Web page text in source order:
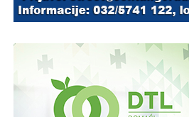
Dojenje najbolji početak
života. Osnažimo ono što je
Akcija dobrovoljnog davanja
krvi u četvrtak u Vranju